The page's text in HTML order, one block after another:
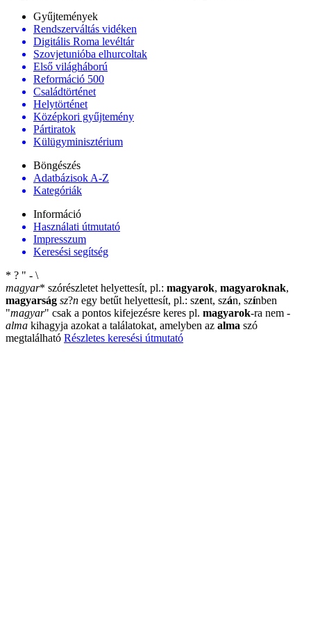
Gyűjtemények
Rendszerváltás vidéken
Digitális Roma levéltár
Szovjetunióba elhurcoltak
Első világháború
Reformáció 500
Családtörténet
Helytörténet
Középkori gyűjtemény
Pártiratok
Külügyminisztérium
Böngészés
Adatbázisok A-Z
Kategóriák
Információ
Használati útmutató
Impresszum
Keresési segítség
* ? " - \
magyar* szórészletet helyettesít, pl.: magyarok, magyaroknak,
magyarság sz?n egy betűt helyettesít, pl.: szent, szán, színben
"magyar" csak a pontos kifejezésre keres pl. magyarok-ra nem -
alma kihagyja azokat a találatokat, amelyben az alma szó
megtalálható Részletes keresési útmutató